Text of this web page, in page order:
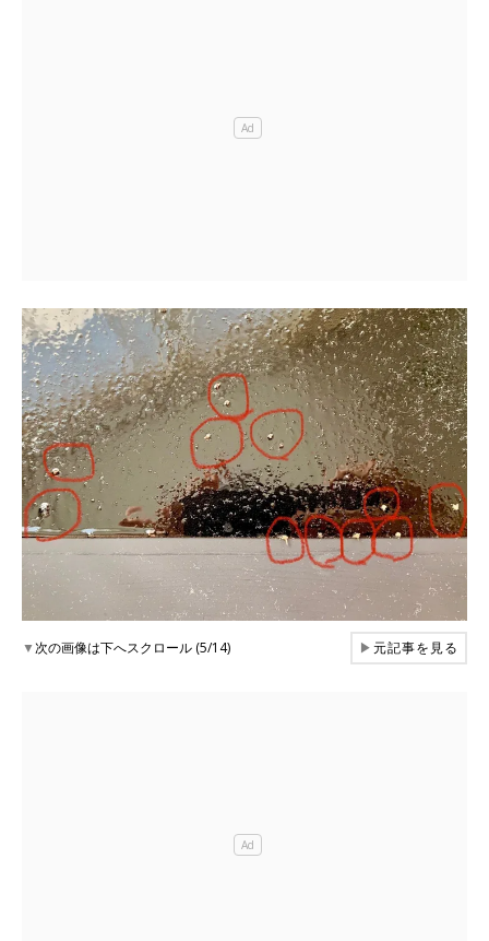
▼次の画像は下へスクロール (5/14) ▶元記事を見る